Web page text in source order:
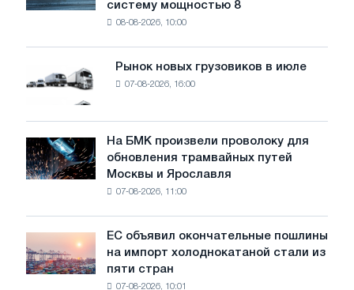
устанавливает
фотоэлектрическую
целей
обезуглероживания
систему мощностью 8
08-08-2026, 10:00
Рынок
новых
грузовиков
в
июле
Рынок новых грузовиков в июле
07-08-2026, 16:00
На
БМК
произвели
трамвайных
путей
На БМК произвели проволоку для
обновления трамвайных путей
Москвы и Ярославля
07-08-2026, 11:00
объявил
окончательные
ЕС объявил окончательные пошлины
на импорт холоднокатаной стали из
пяти стран
07-08-2026, 10:01